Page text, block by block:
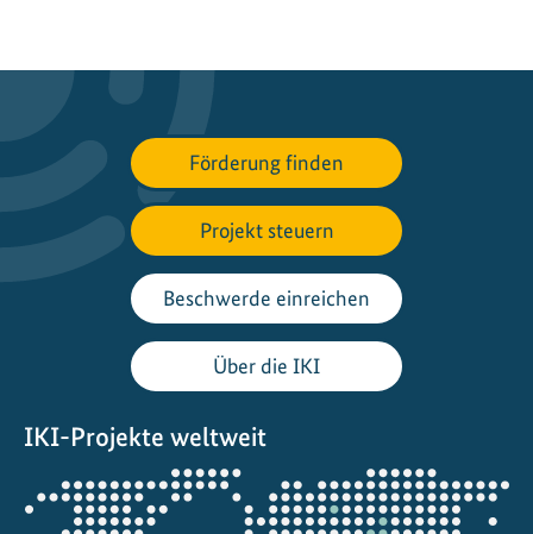
n
G
ü
t
e
r
v
r
r
Förderung finden
Projekt steuern
Beschwerde einreichen
Über die IKI
IKI-Projekte weltweit
Öffnet
die